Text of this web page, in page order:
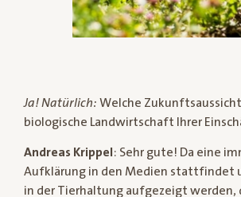
Ja! Natürlich: Welche
biologische Landwirtschaft Ihrer
Andreas Krippel: Sehr gute! Da eine
Aufklärung in den Medien stattfindet
in der Tierhaltung aufgezeigt werden,